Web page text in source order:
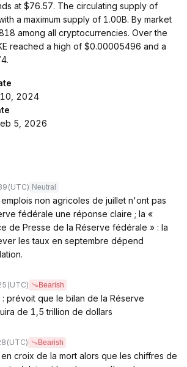
at $76.57. The circulating supply of
a maximum supply of 1.00B. By market
among all cryptocurrencies. Over the
reached a high of $0.00005496 and a
2024
5, 2026
(UTC) Neutral
non agricoles de juillet n'ont pas
fédérale une réponse claire ; la «
de Presse de la Réserve fédérale » : la
les taux en septembre dépend
(UTC) Bearish
prévoit que le bilan de la Réserve
de 1,5 trillion de dollars
(UTC) Bearish
croix de la mort alors que les chiffres de